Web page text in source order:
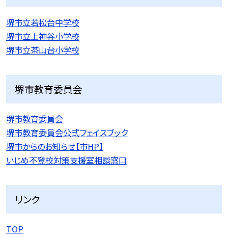
堺市立若松台中学校
堺市立上神谷小学校
堺市立茶山台小学校
堺市教育委員会
堺市教育委員会
堺市教育委員会公式フェイスブック
堺市からのお知らせ【市HP】
いじめ不登校対策支援室相談窓口
リンク
TOP